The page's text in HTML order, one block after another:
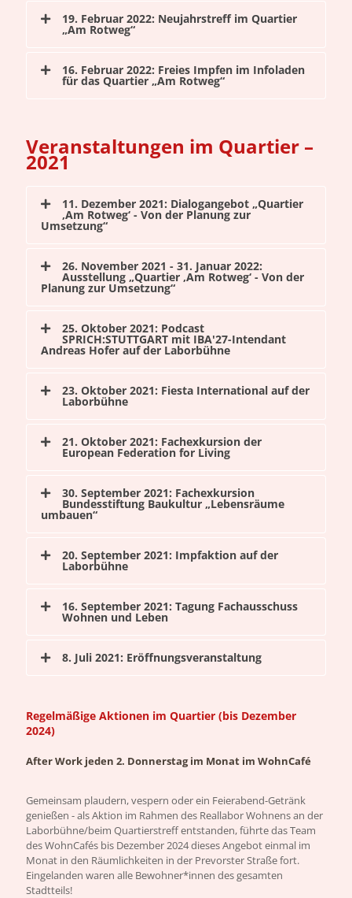
19. Februar 2022: Neujahrstreff im Quartier
„Am Rotweg“
16. Februar 2022: Freies Impfen im Infoladen
für das Quartier „Am Rotweg“
Veranstaltungen im Quartier –
2021
11. Dezember 2021: Dialogangebot „Quartier
‚Am Rotweg‘ - Von der Planung zur
Umsetzung“
26. November 2021 - 31. Januar 2022:
Ausstellung „Quartier ‚Am Rotweg‘ - Von der
Planung zur Umsetzung“
25. Oktober 2021: Podcast
SPRICH:STUTTGART mit IBA'27-Intendant
Andreas Hofer auf der Laborbühne
23. Oktober 2021: Fiesta International auf der
Laborbühne
21. Oktober 2021: Fachexkursion der
European Federation for Living
30. September 2021: Fachexkursion
Bundesstiftung Baukultur „Lebensräume
umbauen“
20. September 2021: Impfaktion auf der
Laborbühne
16. September 2021: Tagung Fachausschuss
Wohnen und Leben
8. Juli 2021: Eröffnungsveranstaltung
Regelmäßige Aktionen im Quartier (bis Dezember
2024)
After Work jeden 2. Donnerstag im Monat im WohnCafé
Gemeinsam plaudern, vespern oder ein Feierabend-Getränk
genießen - als Aktion im Rahmen des Reallabor Wohnens an der
Laborbühne/beim Quartierstreff entstanden, führte das Team
des WohnCafés bis Dezember 2024 dieses Angebot einmal im
Monat in den Räumlichkeiten in der Prevorster Straße fort.
Eingelanden waren alle Bewohner*innen des gesamten
Stadtteils!